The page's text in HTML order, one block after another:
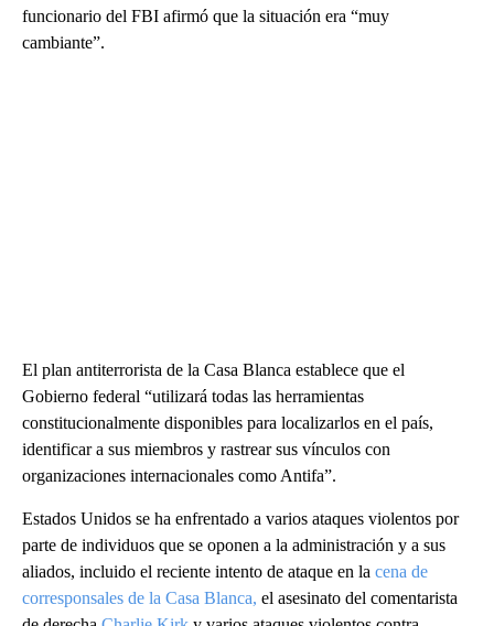
funcionario del FBI afirmó que la situación era “muy
cambiante”.
El plan antiterrorista de la Casa Blanca establece que el
Gobierno federal “utilizará todas las herramientas
constitucionalmente disponibles para localizarlos en el país,
identificar a sus miembros y rastrear sus vínculos con
organizaciones internacionales como Antifa”.
Estados Unidos se ha enfrentado a varios ataques violentos por
parte de individuos que se oponen a la administración y a sus
aliados, incluido el reciente intento de ataque en la cena de
corresponsales de la Casa Blanca, el asesinato del comentarista